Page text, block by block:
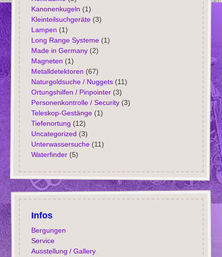
Kanonenkugeln (1)
Kleinteilsuchgeräte(3)
Lampen (1)
Long Range Systeme(1)
Made in Germany(2)
Magneten (1)
Metalldetektoren (67)
Naturgoldsuche / Nuggets(11)
Ortungshilfen / Pinpointer(3)
Personenkontrolle / Security(3)
Teleskop-Gestänge(1)
Tiefenortung (12)
Uncategorized (3)
Unterwassersuche(11)
Waterfinder(5)
Infos
Bergungen
Service
Ausstellung / Gallery